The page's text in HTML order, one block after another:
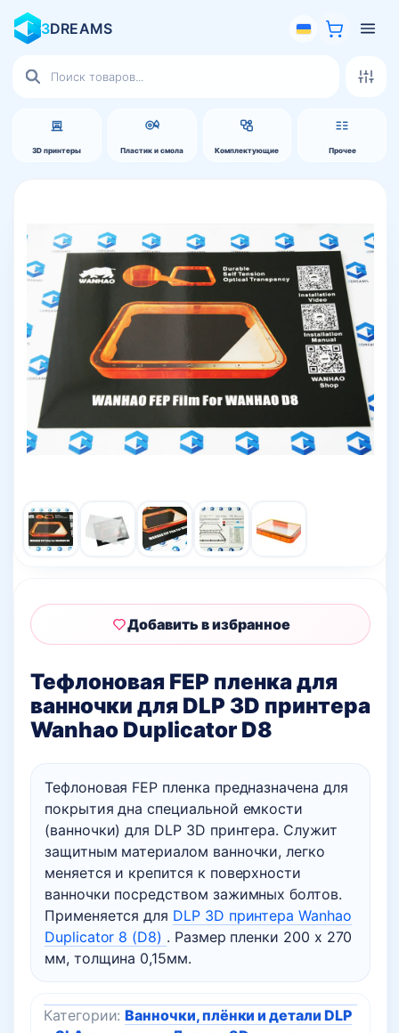
3DREAMS
3D принтеры Пластик и смола Комплектующие Прочее
товаров
Тефлоновая FEP пленка для
ванночки для DLP 3D принтера
Wanhao Duplicator D8
Тефлоновая FEP пленка предназначена для
покрытия дна специальной емкости
(ванночки) для DLP 3D принтера. Служит
защитным материалом ванночки, легко
меняется и крепится к поверхности
ванночки посредством зажимных болтов.
Применяется для DLP 3D принтера Wanhao
Duplicator 8 (D8) . Размер пленки 200 х 270
мм, толщина 0,15мм.
Добавить в избранное
Категории:Ванночки, плёнки и детали DLP